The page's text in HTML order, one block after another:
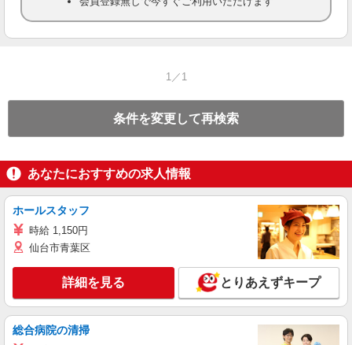
1／1
条件を変更して再検索
あなたにおすすめの求人情報
ホールスタッフ
時給 1,150円
仙台市青葉区
詳細を見る とりあえずキープ
総合病院の清掃